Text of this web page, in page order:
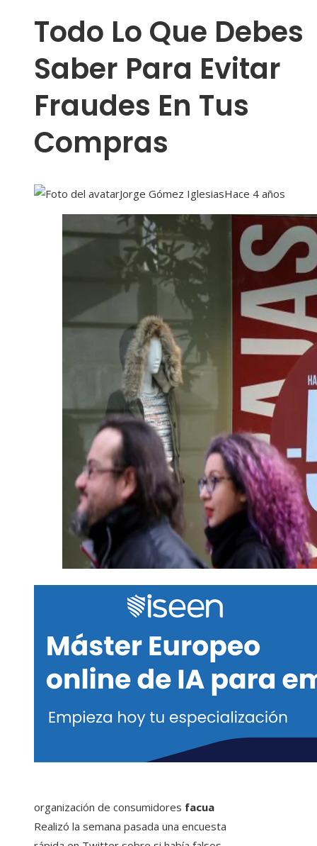
Todo Lo Que Debes
Saber Para Evitar
Fraudes En Tus
Compras
Jorge Gómez IglesiasHace 4 años
organización de consumidores facua
Realizó la semana pasada una encuesta